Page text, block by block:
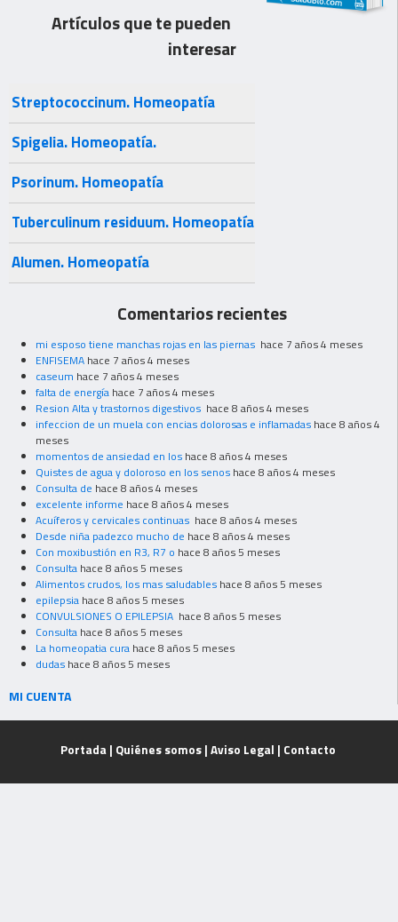
Artículos que te pueden
interesar
Streptococcinum. Homeopatía
Spigelia. Homeopatía.
Psorinum. Homeopatía
Tuberculinum residuum. Homeopatía
Alumen. Homeopatía
Comentarios recientes
mi esposo tiene manchas rojas en las piernas hace 7 años 4 meses
ENFISEMA hace 7 años 4 meses
caseum hace 7 años 4 meses
falta de energía hace 7 años 4 meses
Resion Alta y trastornos digestivos hace 8 años 4 meses
infeccion de un muela con encias dolorosas e inflamadas hace 8 años 4
meses
momentos de ansiedad en los hace 8 años 4 meses
Quistes de agua y doloroso en los senos hace 8 años 4 meses
Consulta de hace 8 años 4 meses
excelente informe hace 8 años 4 meses
Acuíferos y cervicales continuas hace 8 años 4 meses
Desde niña padezco mucho de hace 8 años 4 meses
Con moxibustión en R3, R7 o hace 8 años 5 meses
Consulta hace 8 años 5 meses
Alimentos crudos, los mas saludables hace 8 años 5 meses
epilepsia hace 8 años 5 meses
CONVULSIONES O EPILEPSIA hace 8 años 5 meses
Consulta hace 8 años 5 meses
La homeopatia cura hace 8 años 5 meses
dudas hace 8 años 5 meses
MI CUENTA
Portada | Quiénes somos| Aviso Legal | Contacto